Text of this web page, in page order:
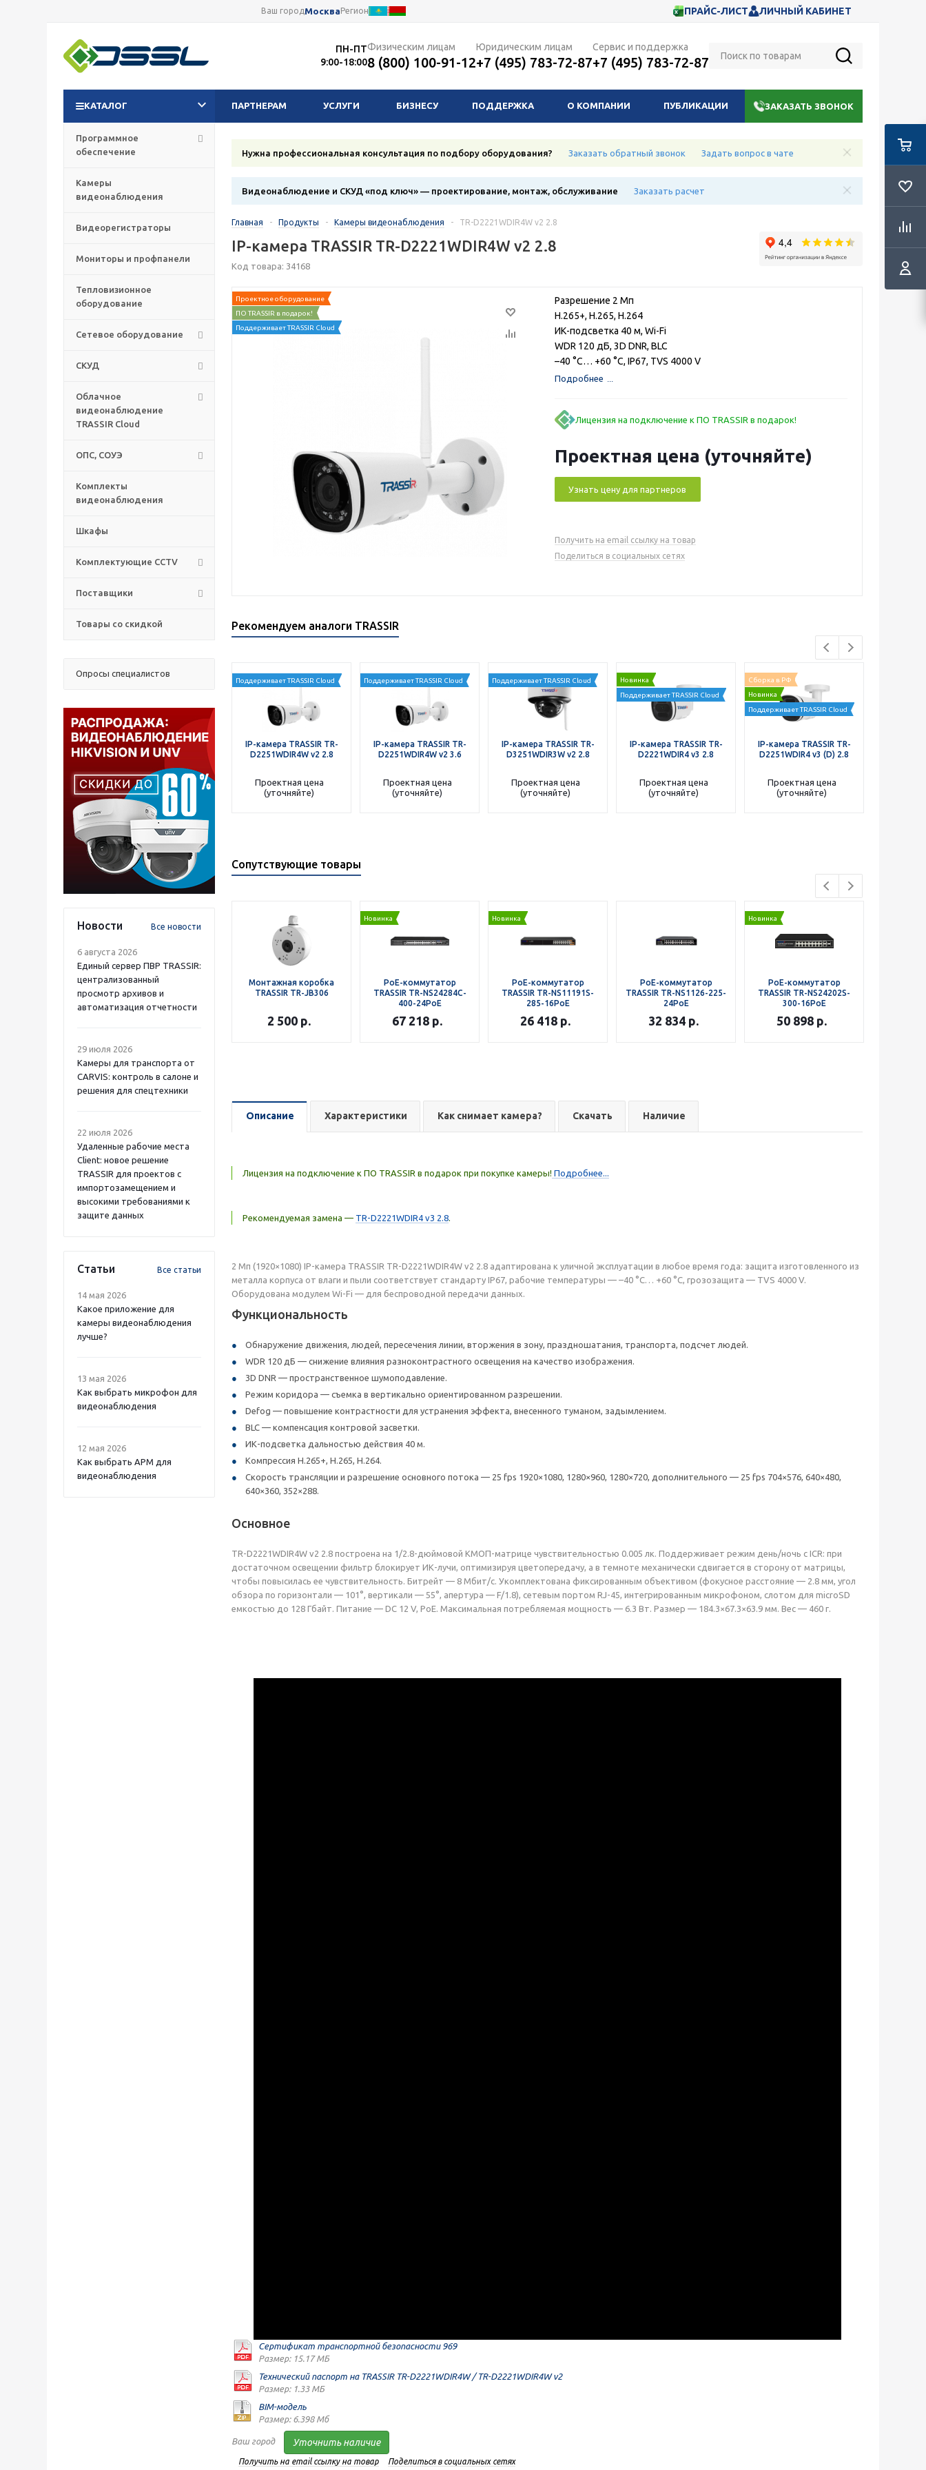
Ваш городМоскваРегион ПРАЙС-ЛИСТ ЛИЧНЫЙ КАБИНЕТ
ПН-ПТ
9:00-18:00
Физическим лицам
8 (800) 100-91-12
Юридическим лицам
+7 (495) 783-72-87
Сервис и поддержка
+7 (495) 783-72-87
КАТАЛОГ ПАРТНЕРАМ УСЛУГИ БИЗНЕСУ ПОДДЕРЖКА О КОМПАНИИ ПУБЛИКАЦИИ ЗАКАЗАТЬ ЗВОНОК
Программное
обеспечение
Камеры
видеонаблюдения
Видеорегистраторы
Мониторы и профпанели
Тепловизионное
оборудование
Сетевое оборудование
СКУД
Облачное
видеонаблюдение
TRASSIR Cloud
ОПС, СОУЭ
Комплекты
видеонаблюдения
Шкафы
Комплектующие CCTV
Поставщики
Товары со скидкой
Опросы специалистов
Новости Все новости
6 августа 2026
Единый сервер ПВР TRASSIR:
централизованный
просмотр архивов и
автоматизация отчетности
29 июля 2026
Камеры для транспорта от
CARVIS: контроль в салоне и
решения для спецтехники
22 июля 2026
Удаленные рабочие места
Client: новое решение
TRASSIR для проектов с
импортозамещением и
высокими требованиями к
защите данных
Статьи Все статьи
14 мая 2026
Какое приложение для
камеры видеонаблюдения
лучше?
13 мая 2026
Как выбрать микрофон для
видеонаблюдения
12 мая 2026
Как выбрать APM для
видеонаблюдения
Нужна профессиональная консультация по подбору оборудования? Заказать обратный звонок Задать вопрос в чате
Видеонаблюдение и СКУД «под ключ» — проектирование, монтаж, обслуживание Заказать расчет
Главная - Продукты - Камеры видеонаблюдения - TR-D2221WDIR4W v2 2.8
IP-камера TRASSIR TR-D2221WDIR4W v2 2.8
Код товара: 34168
Проектное оборудование
ПО TRASSIR в подарок!
Поддерживает TRASSIR Cloud
Разрешение 2 Мп
H.265+, H.265, H.264
ИК-подсветка 40 м, Wi-Fi
WDR 120 дБ, 3D DNR, BLC
–40 °C… +60 °C, IP67, TVS 4000 V
Подробнее
Лицензия на подключение к ПО TRASSIR в подарок!
Проектная цена (уточняйте)
Узнать цену для партнеров
Получить на email ссылку на товар
Поделиться в социальных сетях
Рекомендуем аналоги TRASSIR
Поддерживает TRASSIR Cloud
IP-камера TRASSIR TR-
D2251WDIR4W v2 2.8
Проектная цена
(уточняйте)
Поддерживает TRASSIR Cloud
IP-камера TRASSIR TR-
D2251WDIR4W v2 3.6
Проектная цена
(уточняйте)
Поддерживает TRASSIR Cloud
IP-камера TRASSIR TR-
D3251WDIR3W v2 2.8
Проектная цена
(уточняйте)
Новинка
Поддерживает TRASSIR Cloud
IP-камера TRASSIR TR-
D2221WDIR4 v3 2.8
Проектная цена
(уточняйте)
Сборка в РФ
Новинка
Поддерживает TRASSIR Cloud
IP-камера TRASSIR TR-
D2251WDIR4 v3 (D) 2.8
Проектная цена
(уточняйте)
Сопутствующие товары
Монтажная коробка
TRASSIR TR-JB306
2 500 р.
Новинка
РоЕ-коммутатор
TRASSIR TR-NS24284C-
400-24PoE
67 218 р.
Новинка
РоЕ-коммутатор
TRASSIR TR-NS11191S-
285-16PoE
26 418 р.
РоЕ-коммутатор
TRASSIR TR-NS1126-225-
24PoE
32 834 р.
Новинка
РоЕ-коммутатор
TRASSIR TR-NS24202S-
300-16PoE
50 898 р.
Описание Характеристики Как снимает камера? Скачать Наличие
Лицензия на подключение к ПО TRASSIR в подарок при покупке камеры! Подробнее...
Рекомендуемая замена — TR-D2221WDIR4 v3 2.8
2 Мп (1920×1080) IP-камера TRASSIR TR-D2221WDIR4W v2 2.8 адаптирована к уличной эксплуатации в любое время года: защита изготовленного из
металла корпуса от влаги и пыли соответствует стандарту IP67, рабочие температуры — –40 °C… +60 °C, грозозащита — TVS 4000 V.
Оборудована модулем Wi-Fi — для беспроводной передачи данных.
Функциональность
Обнаружение движения, людей, пересечения линии, вторжения в зону, праздношатания, транспорта, подсчет людей.
WDR 120 дБ — снижение влияния разноконтрастного освещения на качество изображения.
3D DNR — пространственное шумоподавление.
Режим коридора — съемка в вертикально ориентированном разрешении.
Defog — повышение контрастности для устранения эффекта, внесенного туманом, задымлением.
BLC — компенсация контровой засветки.
ИК-подсветка дальностью действия 40 м.
Компрессия H.265+, H.265, H.264.
Скорость трансляции и разрешение основного потока — 25 fps 1920×1080, 1280×960, 1280×720, дополнительного — 25 fps 704×576, 640×480,
640×360, 352×288.
Основное
TR-D2221WDIR4W v2 2.8 построена на 1/2.8-дюймовой КМОП-матрице чувствительностью 0.005 лк. Поддерживает режим день/ночь с ICR: при
достаточном освещении фильтр блокирует ИК-лучи, оптимизируя цветопередачу, а в темноте механически сдвигается в сторону от матрицы,
чтобы повысилась ее чувствительность. Битрейт — 8 Мбит/с. Укомплектована фиксированным объективом (фокусное расстояние — 2.8 мм, угол
обзора по горизонтали — 101°, вертикали — 55°, апертура — F/1.8), сетевым портом RJ-45, интегрированным микрофоном, слотом для microSD
емкостью до 128 Гбайт. Питание — DC 12 V, PoE. Максимальная потребляемая мощность — 6.3 Вт. Размер — 184.3×67.3×63.9 мм. Вес — 460 г.
Сертификат транспортной безопасности 969
Размер: 15.17 МБ
Технический паспорт на TRASSIR TR-D2221WDIR4W / TR-D2221WDIR4W v2
Размер: 1.33 МБ
BIM-модель
Размер: 6.398 Мб
Ваш город Уточнить наличие
Получить на email ссылку на товар Поделиться в социальных сетях